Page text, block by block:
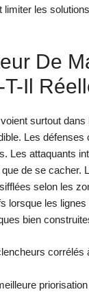
limiter les
De
Il
surtout dans
Les défenses
Les attaquants
de se cacher.
selon les
lorsque les
bien
corrélés